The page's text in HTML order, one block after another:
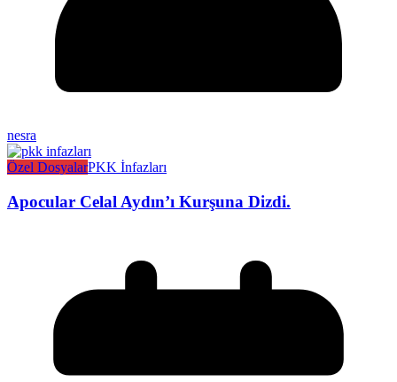
nesra
Özel DosyalarPKK İnfazları
Apocular Celal Aydın’ı Kurşuna Dizdi.